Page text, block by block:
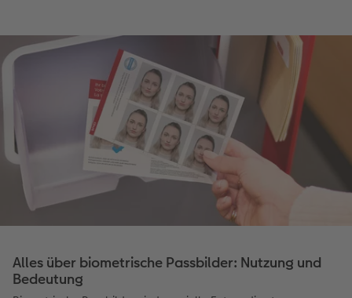
Alles über biometrische Passbilder: Nutzung und
Bedeutung